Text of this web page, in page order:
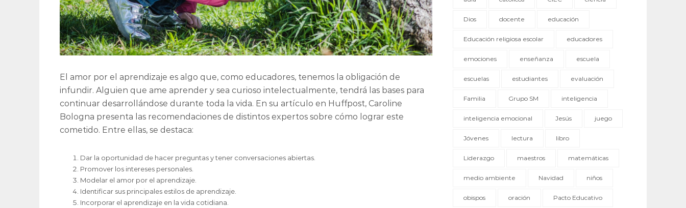
El amor por el aprendizaje es algo que, como educadores, tenemos la obligación de
infundir. Alguien que ame aprender y sea curioso intelectualmente, tendrá las bases para
continuar desarrollándose durante toda la vida. En su artículo en Huffpost, Caroline
Bologna presenta las recomendaciones de distintos expertos sobre cómo lograr este
cometido. Entre ellas, se destaca:
Dar la oportunidad de hacer preguntas y tener conversaciones abiertas.
Promover los intereses personales.
Modelar el amor por el aprendizaje.
Identificar sus principales estilos de aprendizaje.
Incorporar el aprendizaje en la vida cotidiana.
Dios docente educación
Educación religiosa escolar educadores
emociones enseñanza escuela
escuelas estudiantes evaluación
Familia Grupo SM inteligencia
inteligencia emocional Jesús juego
Jóvenes lectura libro
Liderazgo maestros matemáticas
medio ambiente Navidad niños
obispos oración Pacto Educativo